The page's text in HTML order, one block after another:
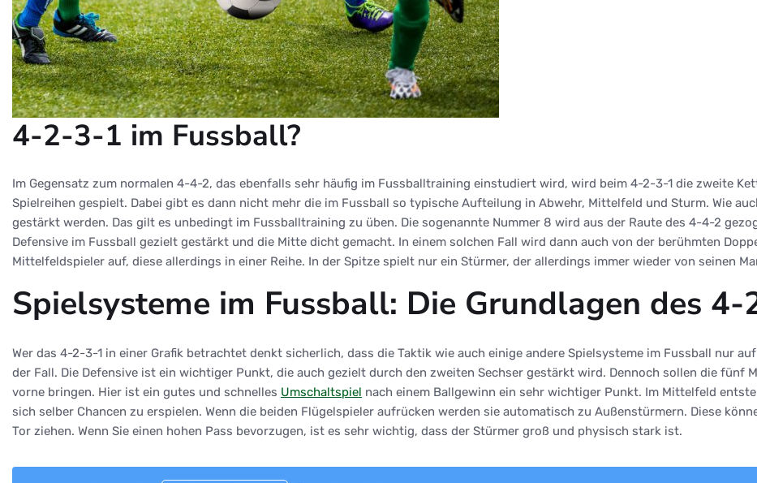
4-2-3-1 im Fussball?
Im Gegensatz zum normalen 4-4-2, das ebenfalls sehr häufig im Fussballtraining einstudiert wird, wird beim 4-2-3-1 die zweite
Spielreihen gespielt. Dabei gibt es dann nicht mehr die im Fussball so typische Aufteilung in Abwehr, Mittelfeld und Sturm. Wie
gestärkt werden. Das gilt es unbedingt im Fussballtraining zu üben. Die sogenannte Nummer 8 wird aus der Raute des 4-4-2
Defensive im Fussball gezielt gestärkt und die Mitte dicht gemacht. In einem solchen Fall wird dann auch von der berühmten
Mittelfeldspieler auf, diese allerdings in einer Reihe. In der Spitze spielt nur ein Stürmer, der allerdings immer wieder von seinen
Spielsysteme im Fussball: Die Grundlagen des
Wer das 4-2-3-1 in einer Grafik betrachtet denkt sicherlich, dass die Taktik wie auch einige andere Spielsysteme im Fussball nur
der Fall. Die Defensive ist ein wichtiger Punkt, die auch gezielt durch den zweiten Sechser gestärkt wird. Dennoch sollen die fünf
vorne bringen. Hier ist ein gutes und schnelles Umschaltspiel nach einem Ballgewinn ein sehr wichtiger Punkt. Im Mittelfeld
sich selber Chancen zu erspielen. Wenn die beiden Flügelspieler aufrücken werden sie automatisch zu Außenstürmern. Diese
Tor ziehen. Wenn Sie einen hohen Pass bevorzugen, ist es sehr wichtig, dass der Stürmer groß und physisch stark ist.